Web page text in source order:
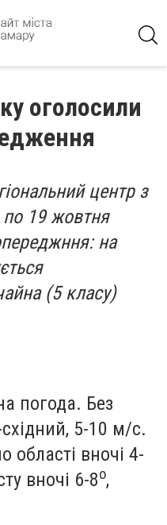
оголосили
центр з
по 19 жовтня
на
(5 класу)
погода. Без
східний, 5-10 м/с.
області вночі 4-
вночі 6-8о,